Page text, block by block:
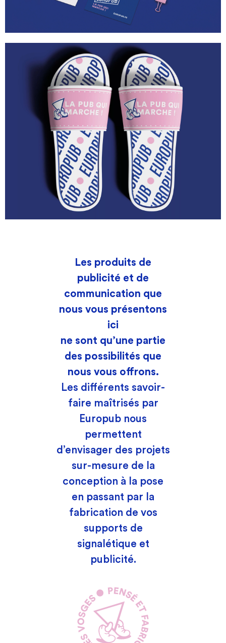
IMPRESSION DE VOS SUPPORTS
PAPIERS
OBJETS PUBLICITAIRES ET GOODIES
Les produits de
publicité et de
communication que
nous vous présentons
ici
ne sont qu’une partie
des possibilités que
nous vous offrons.
Les différents savoir-
faire maîtrisés par
Europub nous
permettent
d’envisager des projets
sur-mesure de la
conception à la pose
en passant par la
fabrication de vos
supports de
signalétique et
publicité.